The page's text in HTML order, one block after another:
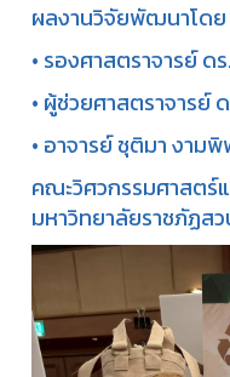
ผลงานวิจัยพัฒนาโดย
• รองศาสตราจารย์ ด
• ผู้ช่วยศาสตราจาร
• อาจารย์ ชุติมา งา
คณะวิศวกรรมศาสตร์
มหาวิทยาลัยราชภัฏส